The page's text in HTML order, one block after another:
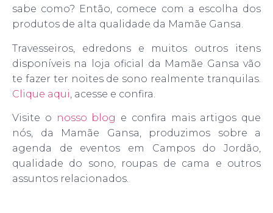
sabe como? Então, comece com a escolha dos
produtos de alta qualidade da Mamãe Gansa.
Travesseiros, edredons e muitos outros itens
disponíveis na loja oficial da Mamãe Gansa vão
te fazer ter noites de sono realmente tranquilas.
Clique aqui , acesse e confira.
Visite o nosso blog e confira mais artigos que
nós, da Mamãe Gansa, produzimos sobre a
agenda de eventos em Campos do Jordão,
qualidade do sono, roupas de cama e outros
assuntos relacionados.